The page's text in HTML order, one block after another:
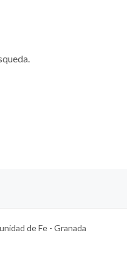
de Fe - Granada